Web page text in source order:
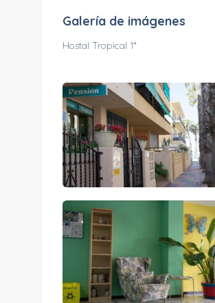
Galería de imágenes
Hostal Tropical 1*